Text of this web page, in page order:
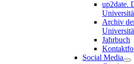
up2date.
Archiv
Jahrbuch
Social Media